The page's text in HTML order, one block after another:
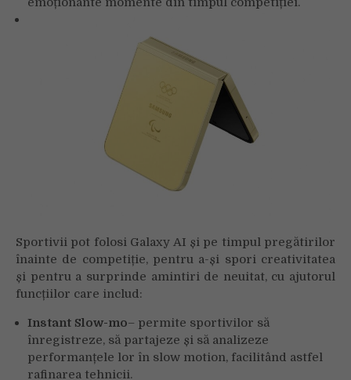
Sportivii pot folosi Galaxy AI și pe timpul pregătirilor
înainte de competiție, pentru a-și spori creativitatea
și pentru a surprinde amintiri de neuitat, cu ajutorul
funcțiilor care includ:
Instant Slow-mo– permite sportivilor să
înregistreze, să partajeze și să analizeze
performanțele lor în slow motion, facilitând astfel
rafinarea tehnicii.